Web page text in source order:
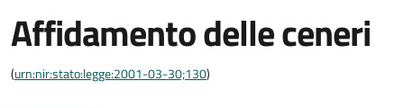
Affidamento delle ceneri
(urn:nir:stato:legge:2001-03-30;130)